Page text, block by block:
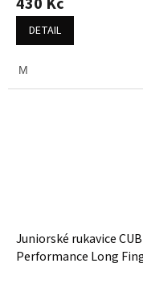
DETAIL
M
Juniorské rukavice
Performance Long